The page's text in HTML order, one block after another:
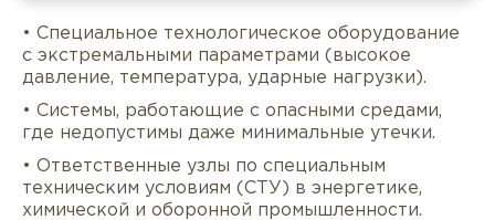
• Специальное технологическое оборудование
с экстремальными параметрами (высокое
давление, температура, ударные нагрузки).
• Системы, работающие с опасными средами,
где недопустимы даже минимальные утечки.
• Ответственные узлы по специальным
техническим условиям (СТУ) в энергетике,
химической и оборонной промышленности.